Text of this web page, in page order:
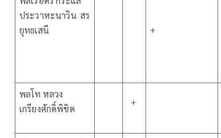
ประวาหะนาวิน สร
ยุทธเสนี
+
พลโท หลวง
เกรียงศักดิ์พิชิต
+